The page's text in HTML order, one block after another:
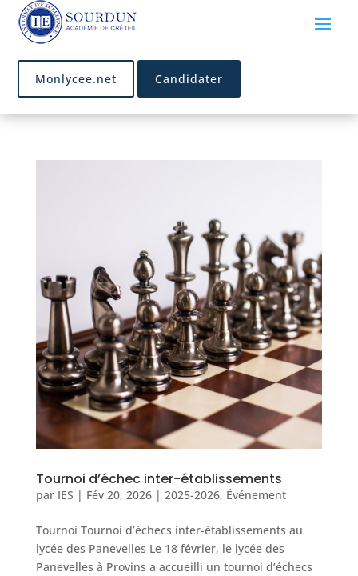
Candidater
Monlycee.net
Tournoi d’échec inter-établissements
par IES | Fév 20, 2026| 2025-2026, Événement
Tournoi Tournoi d’échecs inter-établissements au
lycée des Panevelles Le 18 février, le lycée des
Panevelles à Provins a accueilli un tournoi d’échecs